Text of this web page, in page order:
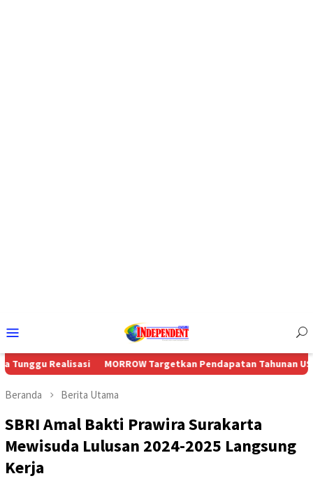
Mobile
MORROW Targetkan Pendapatan Tahunan US$230 Juta
Beranda Berita Utama
SBRI Amal Bakti Prawira Surakarta
Mewisuda Lulusan 2024-2025 Langsung
Kerja